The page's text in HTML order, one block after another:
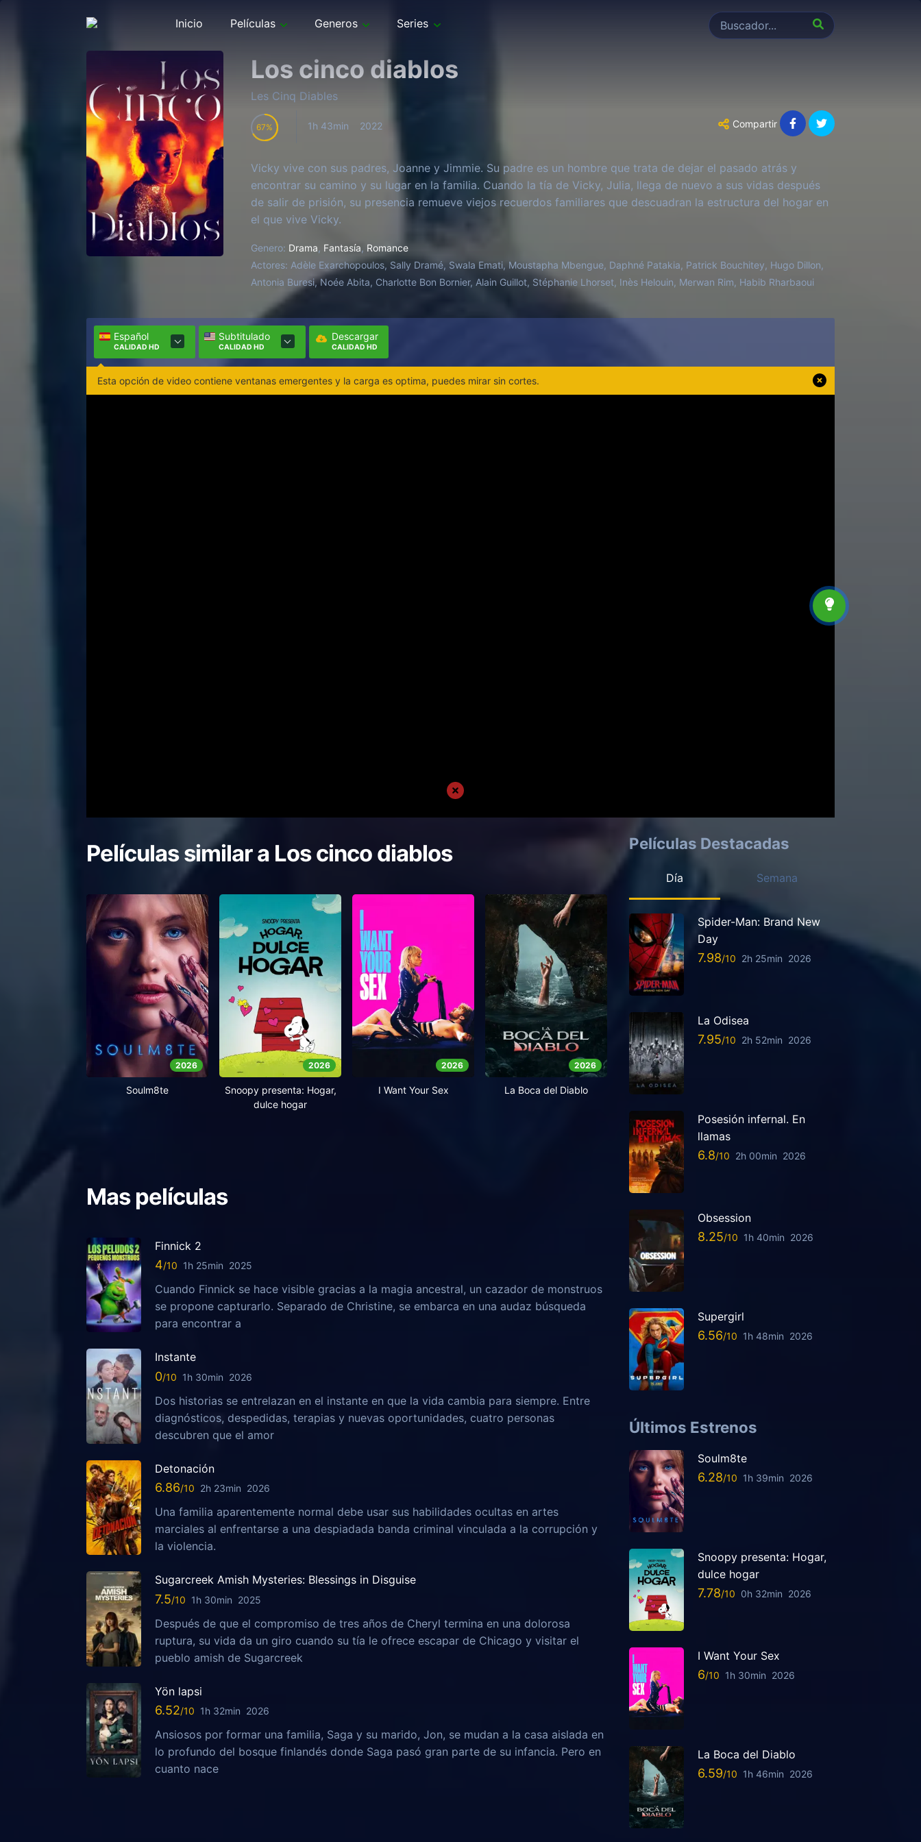
Inicio Películas Generos Series
Los cinco diablos
Les Cinq Diables
67 1h 43min 2022 Compartir
Vicky vive con sus padres, Joanne y Jimmie. Su padre es un hombre que trata de dejar el pasado atrás y
encontrar su camino y su lugar en la familia. Cuando la tía de Vicky, Julia, llega de nuevo a sus vidas después
de salir de prisión, su presencia remueve viejos recuerdos familiares que descuadran la estructura del hogar en
el que vive Vicky.
Genero: Drama, Fantasía, Romance
Actores: Adèle Exarchopoulos, Sally Dramé, Swala Emati, Moustapha Mbengue, Daphné Patakia, Patrick Bouchitey, Hugo Dillon,
Antonia Buresi, Noée Abita, Charlotte Bon Bornier, Alain Guillot, Stéphanie Lhorset, Inès Helouin, Merwan Rim, Habib Rharbaoui
Español
CALIDAD HD
Subtitulado
CALIDAD HD
Descargar
CALIDAD HD
Esta opción de video contiene ventanas emergentes y la carga es optima, puedes mirar sin cortes.
Películas similar a Los cinco diablos
2026
Soulm8te
2026
Snoopy presenta: Hogar,
dulce hogar
2026
I Want Your Sex
2026
La Boca del Diablo
Mas películas
Finnick 2
4 1h 25min 2025
Cuando Finnick se hace visible gracias a la magia ancestral, un cazador de monstruos
se propone capturarlo. Separado de Christine, se embarca en una audaz búsqueda
para encontrar a
Instante
0 1h 30min 2026
Dos historias se entrelazan en el instante en que la vida cambia para siempre. Entre
diagnósticos, despedidas, terapias y nuevas oportunidades, cuatro personas
descubren que el amor
Detonación
6.86 2h 23min 2026
Una familia aparentemente normal debe usar sus habilidades ocultas en artes
marciales al enfrentarse a una despiadada banda criminal vinculada a la corrupción y
la violencia.
Sugarcreek Amish Mysteries: Blessings in Disguise
7.5 1h 30min 2025
Después de que el compromiso de tres años de Cheryl termina en una dolorosa
ruptura, su vida da un giro cuando su tía le ofrece escapar de Chicago y visitar el
pueblo amish de Sugarcreek
Yön lapsi
6.52 1h 32min 2026
Ansiosos por formar una familia, Saga y su marido, Jon, se mudan a la casa aislada en
lo profundo del bosque finlandés donde Saga pasó gran parte de su infancia. Pero en
cuanto nace
Películas Destacadas
Día Semana
Spider-Man: Brand New
Day
7.98 2h 25min 2026
La Odisea
7.95 2h 52min 2026
Posesión infernal. En
llamas
6.8 2h 00min 2026
Obsession
8.25 1h 40min 2026
Supergirl
6.56 1h 48min 2026
Últimos Estrenos
Soulm8te
6.28 1h 39min 2026
Snoopy presenta: Hogar,
dulce hogar
7.78 0h 32min 2026
I Want Your Sex
6 1h 30min 2026
La Boca del Diablo
6.59 1h 46min 2026